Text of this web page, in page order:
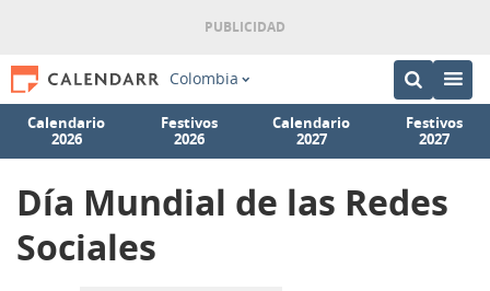
Colombia
Calendario
2026
Festivos
2026
Calendario
2027
Festivos
2027
Día Mundial de las Redes
Sociales